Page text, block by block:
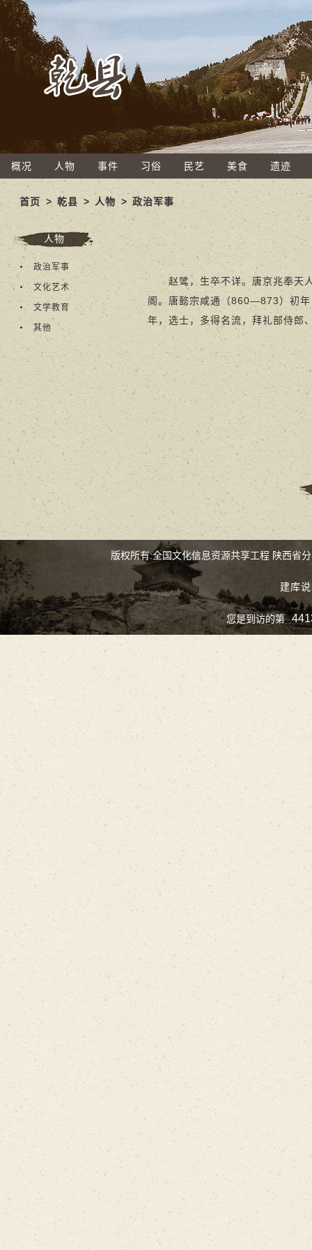
概况 人物 事件 习俗 民艺 美食 遗迹
首页 >乾县 > 人物 > 政治军事
人物
政治军事
文化艺术
文学教育
其他
赵骘，生卒不详。唐京兆奉天人
阁。唐懿宗咸通（860—873）初年
年，选士，多得名流，拜礼部侍郎
版权所有:全国文化信息资源共享工程 陕西省
建库
您是到访的第